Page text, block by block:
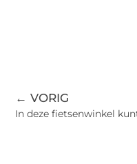
← VORIG
In deze fietsenwinkel